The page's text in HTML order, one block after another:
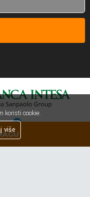
koristi cookie.
više